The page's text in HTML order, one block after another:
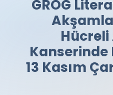
GROG
13 Kasım